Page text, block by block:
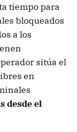
tiempo para
bloqueados
a los
sitúa el
en
desde el